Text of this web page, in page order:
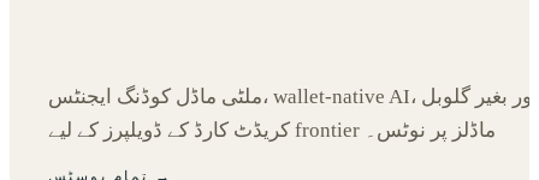
ملٹی ماڈل کوڈنگ ایجنٹس، wallet-native AI، اور بغیر گلوبل
کریڈٹ کارڈ کے ڈویلپرز کے لیے frontier ماڈلز پر نوٹس۔
تمام پوسٹس →